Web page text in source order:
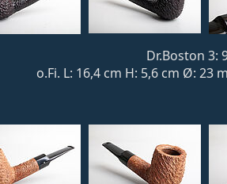
Dr.Boston 3:
o.Fi. L: 16,4 cm H: 5,6 cm Ø: 23